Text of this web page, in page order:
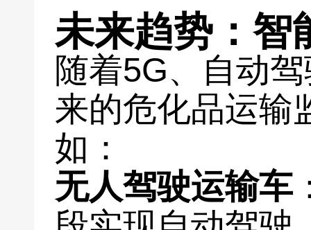
未来趋势：智
随着5G、自动
来的危化品运输
如：
无人驾驶运输车